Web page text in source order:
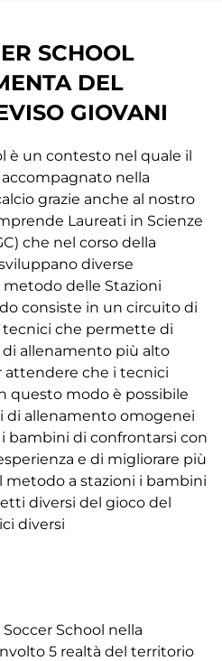
SCHOOL
DEL
GIOVANI
è un contesto nel quale il
nella
grazie anche al nostro
Laureati in Scienze
che nel corso della
diverse
delle Stazioni
consiste in un circuito di
tecnici che permette di
allenamento più alto
attendere che i tecnici
questo modo è possibile
di allenamento omogenei
di confrontarsi con
e di migliorare più
metodo a stazioni i bambini
diversi del gioco del
diversi
School nella
5 realtà del territorio